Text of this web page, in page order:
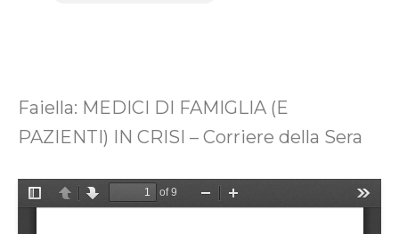
Faiella: MEDICI DI FAMIGLIA (E
PAZIENTI) IN CRISI – Corriere della Sera